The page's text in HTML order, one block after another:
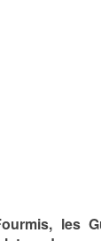
les